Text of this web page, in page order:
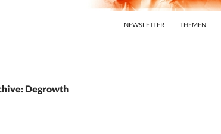
NEWSLETTER
THEMEN
Degrowth